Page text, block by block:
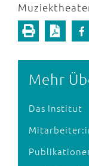
Mehr
Das Institut